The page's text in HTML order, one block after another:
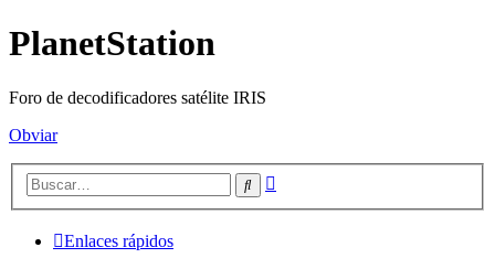
PlanetStation
Foro de decodificadores satélite IRIS
Obviar
Buscar
Enlaces rápidos